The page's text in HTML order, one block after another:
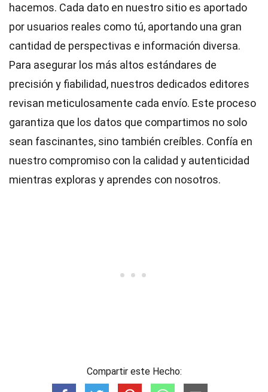
hacemos. Cada dato en nuestro sitio es aportado
por usuarios reales como tú, aportando una gran
cantidad de perspectivas e información diversa.
Para asegurar los más altos estándares de
precisión y fiabilidad, nuestros dedicados editores
revisan meticulosamente cada envío. Este proceso
garantiza que los datos que compartimos no solo
sean fascinantes, sino también creíbles. Confía en
nuestro compromiso con la calidad y autenticidad
mientras exploras y aprendes con nosotros.
Compartir este Hecho: